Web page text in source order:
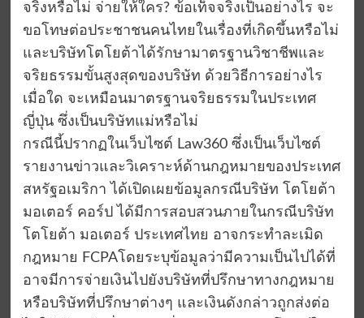
จริงหรือไม่ จ่ายให้ใคร? ข้อเท็จจริงเป็นอย่างไร จะ
ขอโทษต่อประชาชนคนไทยในเรื่องที่เกิดขึ้นหรือไม่
และบริษัทโตโยต้าได้รักษามาตรฐานวิชาชีพและ
จริยธรรมขั้นสูงสุดของบริษัท ด้วยวิธีการอย่างไร
เมื่อใด จะเหมือนมาตรฐานจริยธรรมในประเทศ
ญี่ปุ่น ซึ่งเป็นบริษัทแม่หรือไม่
กรณีนี้ปรากฏในเว็บไซต์ Law360 ซึ่งเป็นเว็บไซต์
รายงานข่าวและวิเคราะห์ด้านกฎหมายของประเทศ
สหรัฐอเมริกา ได้เปิดเผยข้อมูลกรณีบริษัท โตโยต้า
มอเตอร์ คอร์ป ได้มีการสอบสวนภายในกรณีบริษัท
โตโยต้า มอเตอร์ ประเทศไทย อาจกระทำละเมิด
กฎหมาย FCPAโดยระบุข้อมูลว่ามีความเป็นไปได้ที่
อาจมีการจ่ายเงินไปยังบริษัทที่ปรึกษาทางกฎหมาย
หรือบริษัทที่ปรึกษาต่างๆ และเงินดังกล่าวถูกส่งต่อ